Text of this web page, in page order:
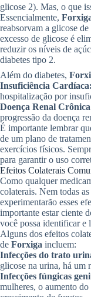
glicose 2). Mas, o que
Essencialmente,
reabsorvam a glicose
excesso de glicose é
reduzir os níveis de
diabetes tipo 2.
Além do diabetes,
Insuficiência Cardíaca:
hospitalização por
Doença Renal
progressão da doença
É importante lembrar
de um plano de
exercícios físicos.
para garantir o uso
Efeitos Colaterais
Como qualquer
colaterais. Nem todas
experimentarão esses
importante estar ciente
você possa identificar e
Alguns dos efeitos
de Forxiga incluem:
Infecções do trato
glicose na urina, há um
Infecções fúngicas
mulheres, o aumento